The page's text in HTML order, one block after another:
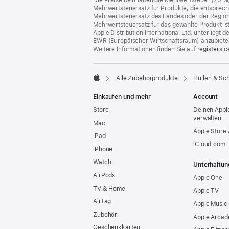
Mehrwertsteuersatz für Produkte, die
Mehrwertsteuersatz des Landes oder der
Mehrwertsteuersatz für das gewählte Produkt
Apple Distribution International Ltd. unterliegt
EWR (Europäischer Wirtschaftsraum)
Weitere Informationen finden Sie auf
Alle Zubehörprodukte Hüllen &
Einkaufen und mehr
Store
Mac
iPad
iPhone
Watch
AirPods
TV & Home
AirTag
Zubehör
Account
Deinen
verwalten
Apple Store
iCloud.com
Apple One
Apple TV
Apple Music
Apple